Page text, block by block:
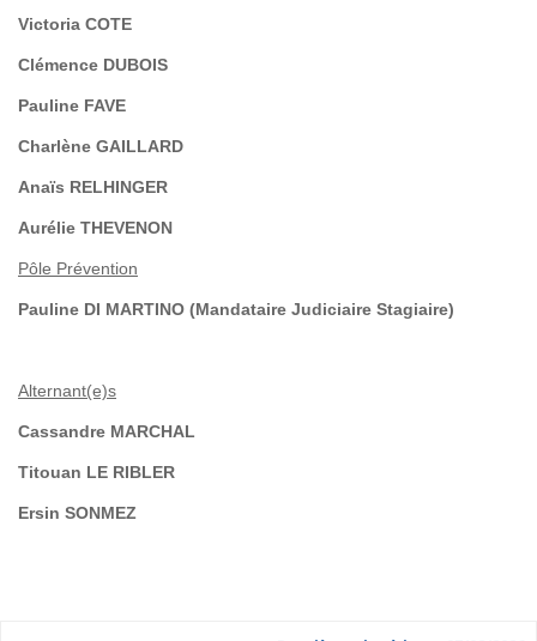
Victoria COTE
Clémence DUBOIS
Pauline FAVE
Charlène GAILLARD
Anaïs RELHINGER
Aurélie THEVENON
Pôle Prévention
Pauline DI MARTINO (Mandataire Judiciaire Stagiaire)
Alternant(e)s
Cassandre MARCHAL
Titouan LE RIBLER
Ersin SONMEZ